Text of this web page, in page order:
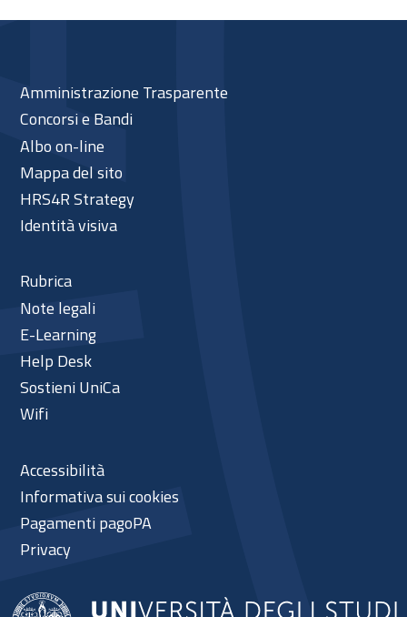
Amministrazione Trasparente
Concorsi e Bandi
Albo on-line
Mappa del sito
HRS4R Strategy
Identità visiva
Rubrica
Note legali
E-Learning
Help Desk
Sostieni UniCa
Wifi
Accessibilità
Informativa sui cookies
Pagamenti pagoPA
Privacy